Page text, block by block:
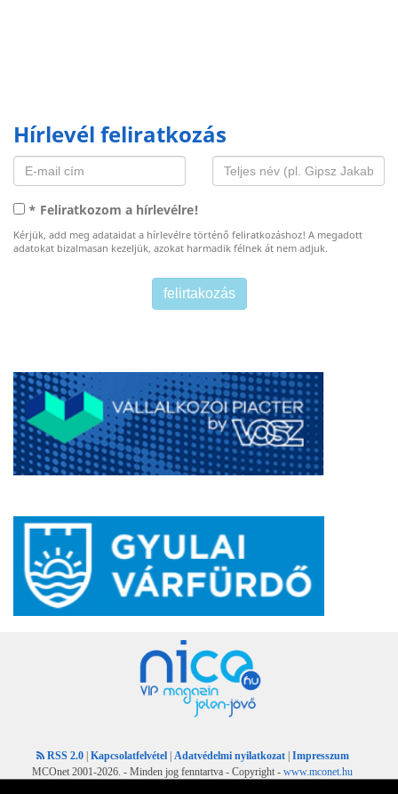
Hírlevél feliratkozás
* Feliratkozom a hírlevélre!
Kérjük, add meg adataidat a hírlevélre történő feliratkozáshoz! A megadott
adatokat bizalmasan kezeljük, azokat harmadik félnek át nem adjuk.
RSS 2.0 | Kapcsolatfelvétel | Adatvédelmi nyilatkozat | Impresszum
MCOnet 2001-2026. - Minden jog fenntartva - Copyright - www.mconet.hu